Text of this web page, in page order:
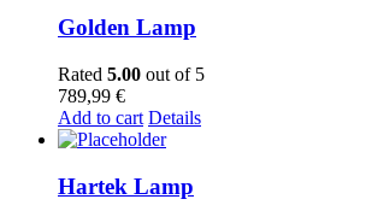
Golden Lamp
Rated 5.00 out of 5
789,99 €
Add to cart Details
Hartek Lamp